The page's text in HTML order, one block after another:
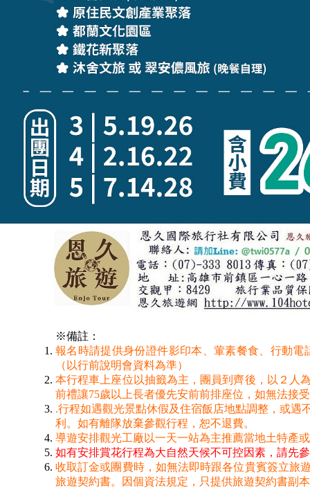
※備註：
報名時請提供身份證件影印本、葷素餐食、行動
（以行前說明會資料為準）
本行程車上座位以抽籤為主，團員到齊後，以２人
前禮讓75歲以上長者優先安前前排座位，如無法接
.行程如遇觀光景點休假及住宿飯店地點調整，或遇
利。如有離隊放棄參觀行程，恕不退費。
導遊安排觀光工廠以一天一站為主推薦當地土特產
如有安排賞花行程為大自然天候不可控因素，請先
收取訂金或團費時，如無法即時跟各位貴賓簽立旅
旅遊契約書。因個資法規定，只提供旅遊契約書副